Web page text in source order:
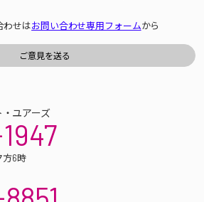
わせはお問い合わせ専用フォームから
ユアーズ
方6時